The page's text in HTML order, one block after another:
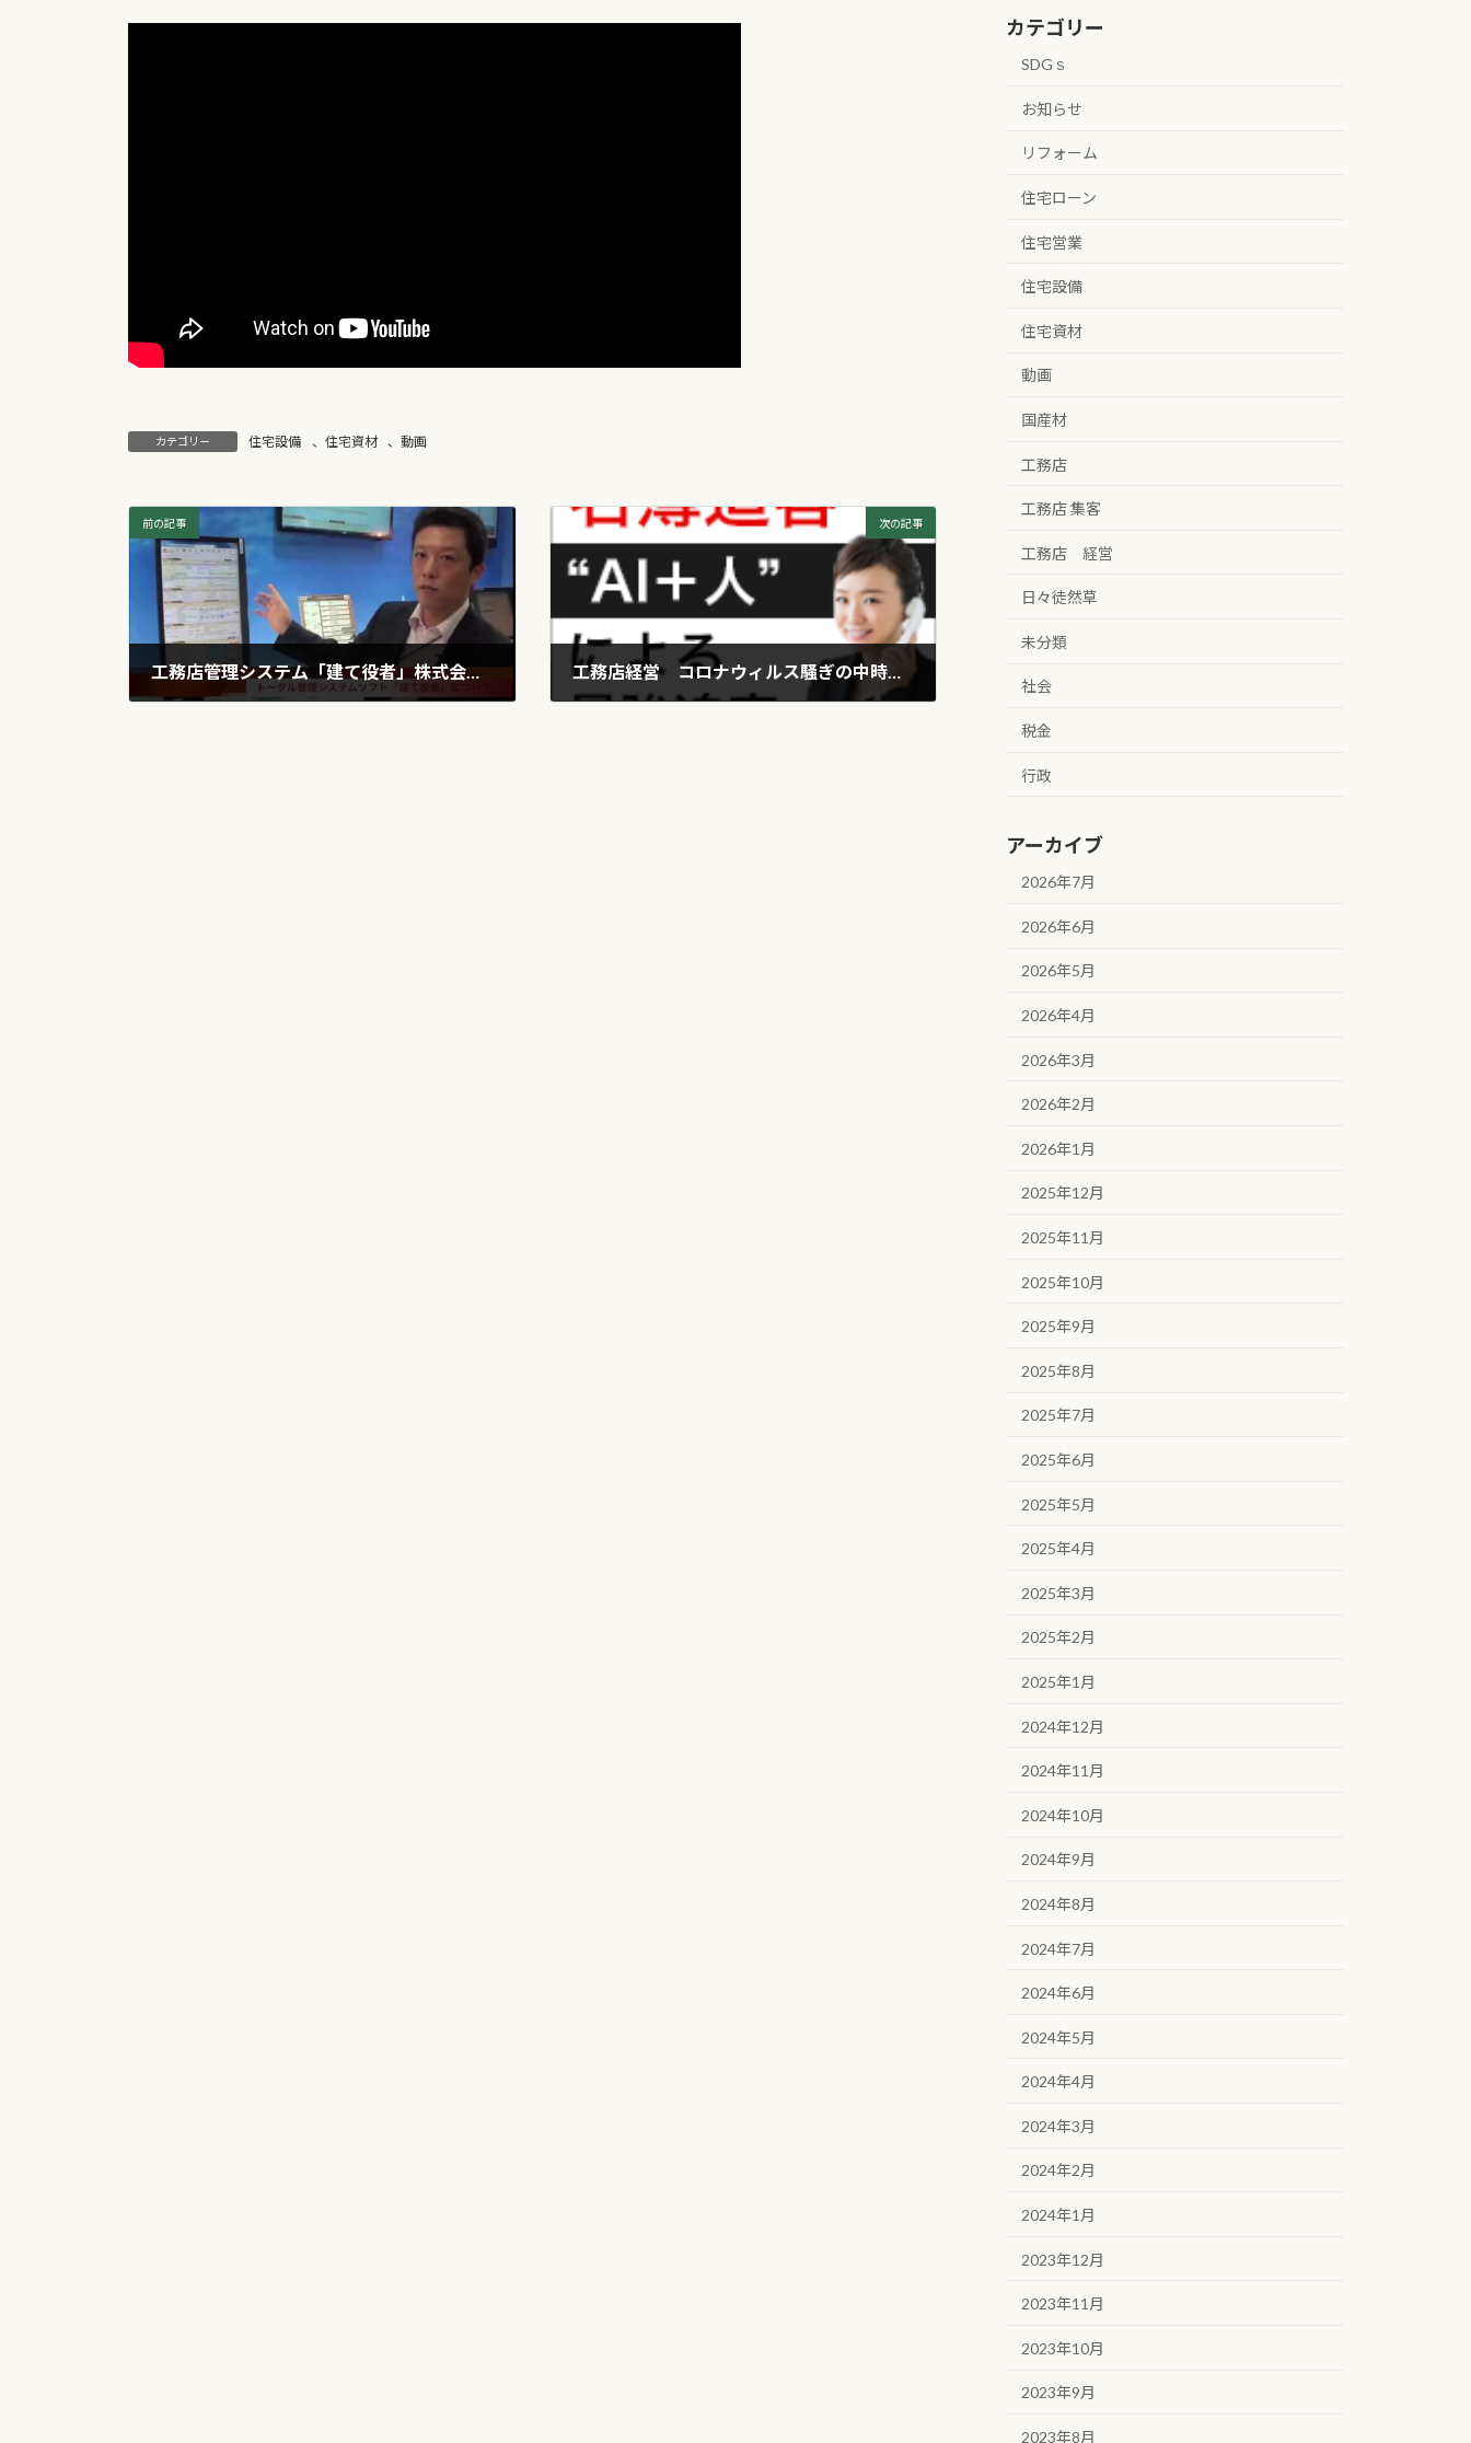
カテゴリー 住宅設備 、 住宅資材 、動画
前の記事
工務店管理システム「建て役者」株式会社システムサポート
次の記事
工務店経営 コロナウィルス騒ぎの中時流を捉えて次に備えよう
カテゴリー
SDGｓ
お知らせ
リフォーム
住宅ローン
住宅営業
住宅設備
住宅資材
動画
国産材
工務店
工務店 集客
工務店 経営
日々徒然草
未分類
社会
税金
行政
アーカイブ
2026年7月
2026年6月
2026年5月
2026年4月
2026年3月
2026年2月
2026年1月
2025年12月
2025年11月
2025年10月
2025年9月
2025年8月
2025年7月
2025年6月
2025年5月
2025年4月
2025年3月
2025年2月
2025年1月
2024年12月
2024年11月
2024年10月
2024年9月
2024年8月
2024年7月
2024年6月
2024年5月
2024年4月
2024年3月
2024年2月
2024年1月
2023年12月
2023年11月
2023年10月
2023年9月
2023年8月